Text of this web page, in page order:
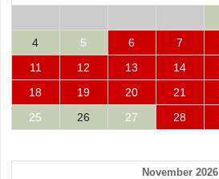
4
5 6 7
11
12 13 14
18
19 20 21
25
26 27 28
November 2026